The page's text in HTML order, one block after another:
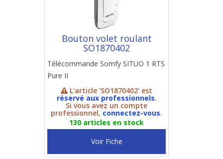
Bouton volet roulant
SO1870402
Télécommande Somfy SITUO 1 RTS
Pure II
L'article 'SO1870402' est
réservé aux professionnels.
Si vous avez un compte
professionnel, connectez-vous.
130 articles en stock
Voir Fiche